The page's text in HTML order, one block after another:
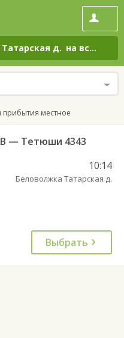
д. на все дни
прибытия местное
— Тетюши 4343
10:14
Беловолжка Татарская д.
Выбрать